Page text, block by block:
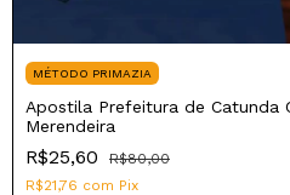
MÉTODO PRIMAZIA
Apostila Prefeitura de Catunda
Merendeira
R$25,60
R$80,00
R$21,76 com Pix